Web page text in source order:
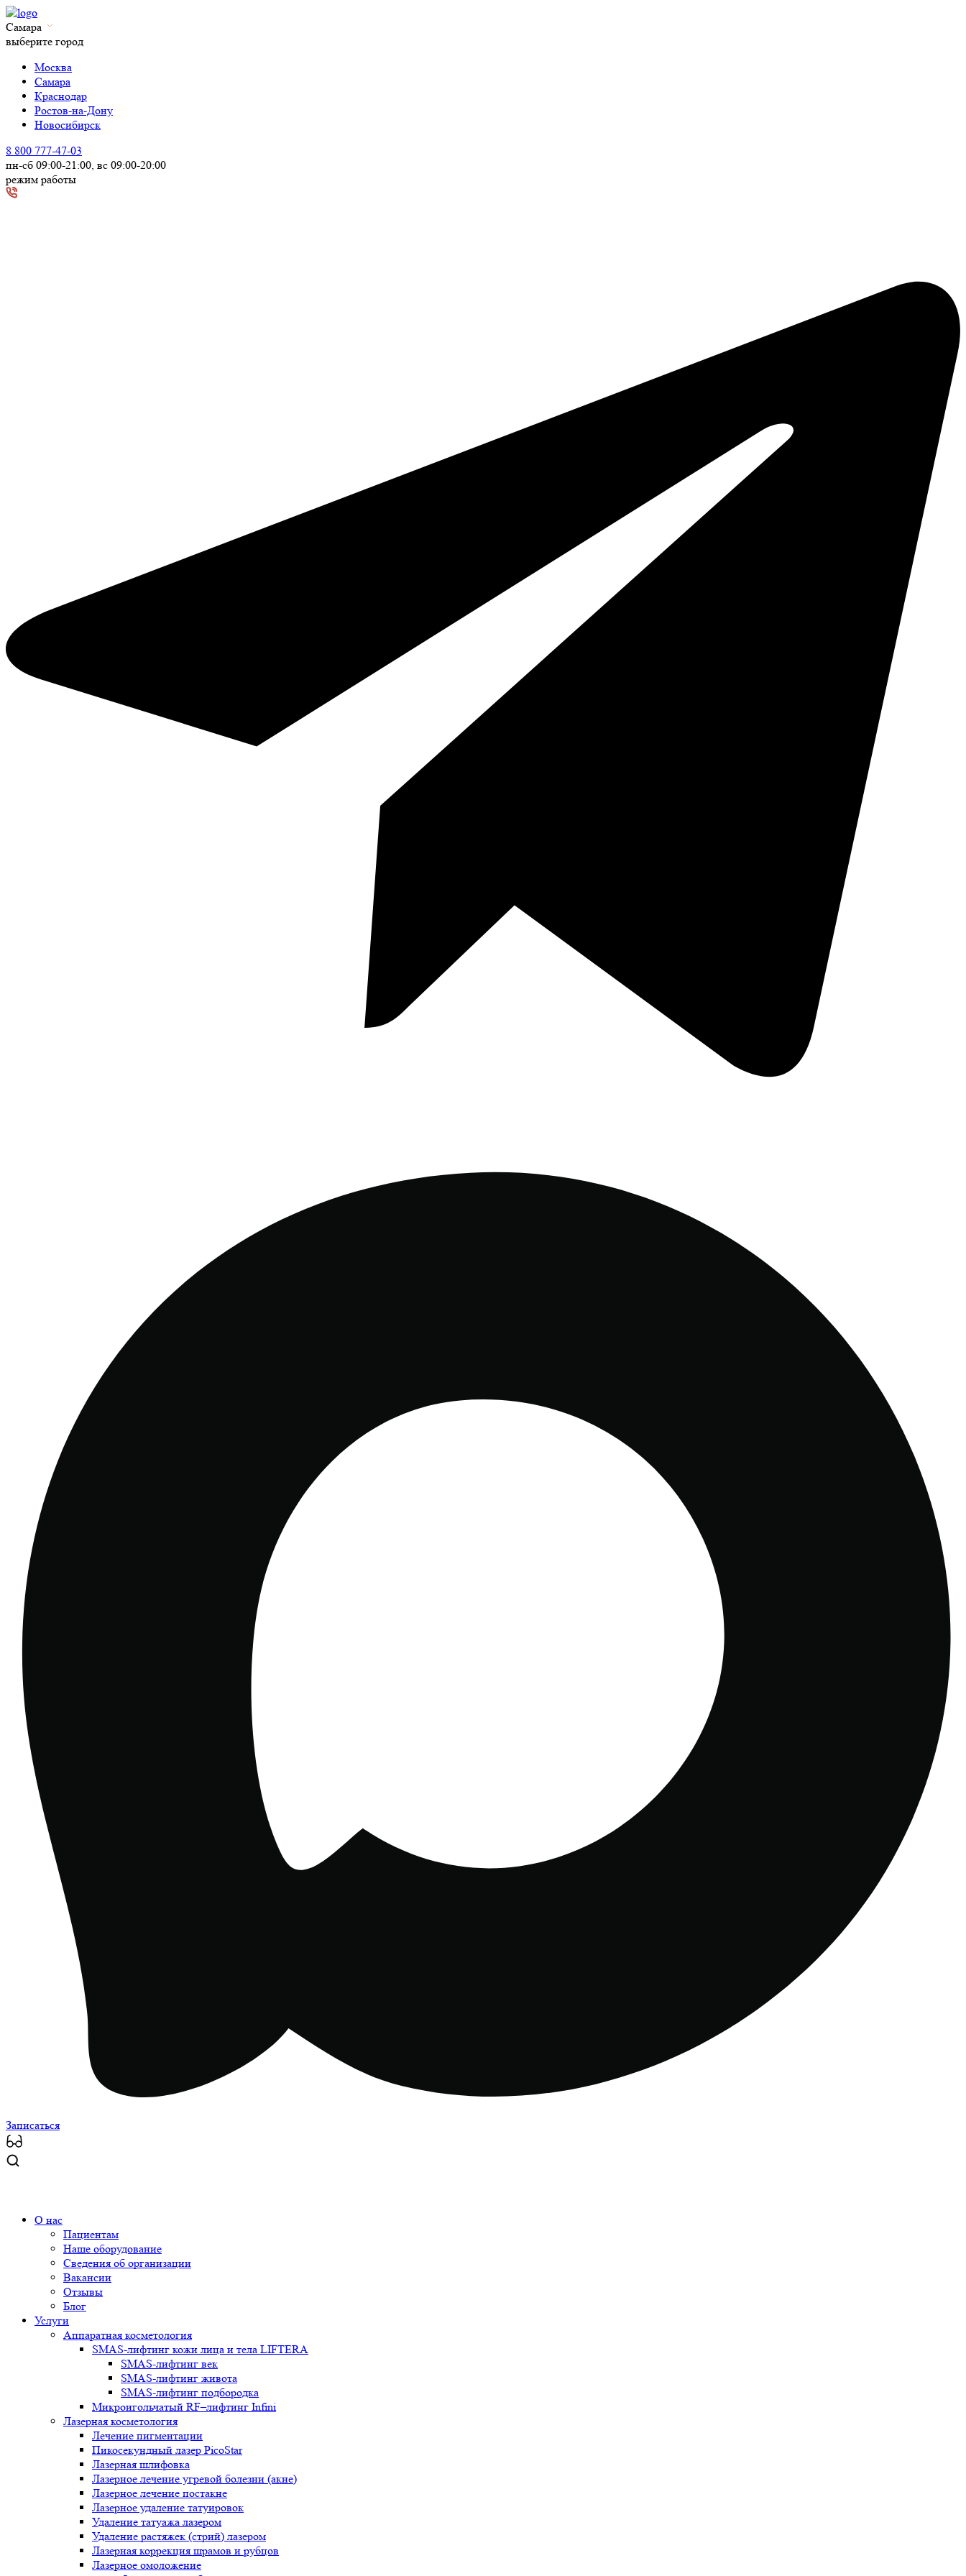
Самара
выберите город
Москва
Самара
Краснодар
Ростов-на-Дону
Новосибирск
8 800 777-47-03
пн-сб 09:00-21:00, вс 09:00-20:00
режим работы
Записаться
О нас
Пациентам
Наше оборудование
Сведения об организации
Вакансии
Отзывы
Блог
Услуги
Аппаратная косметология
SMAS-лифтинг кожи лица и тела LIFTERA
SMAS-лифтинг век
SMAS-лифтинг живота
SMAS-лифтинг подбородка
Микроигольчатый RF–лифтинг Infini
Лазерная косметология
Лечение пигментации
Пикосекундный лазер PicoStar
Лазерная шлифовка
Лазерное лечение угревой болезни (акне)
Лазерное лечение постакне
Лазерное удаление татуировок
Удаление татуажа лазером
Удаление растяжек (стрий) лазером
Лазерная коррекция шрамов и рубцов
Лазерное омоложение